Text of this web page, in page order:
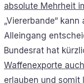
absolute Mehrheit
„Viererbande“
Alleingang
Bundesrat hat
Waffenexporte
erlauben und somit